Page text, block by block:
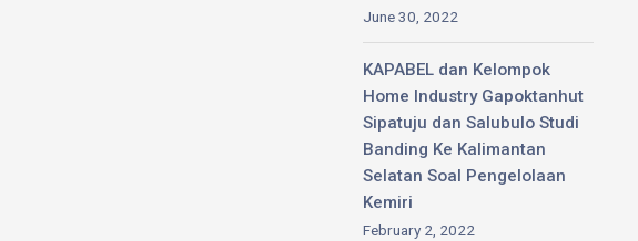
June 30, 2022
KAPABEL dan Kelompok
Home Industry Gapoktanhut
Sipatuju dan Salubulo Studi
Banding Ke Kalimantan
Selatan Soal Pengelolaan
Kemiri
February 2, 2022